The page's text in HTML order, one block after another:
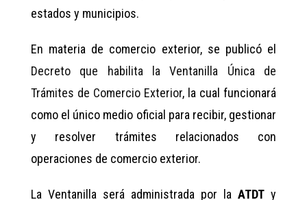
estados y municipios.
En materia de comercio exterior, se publicó el
Decreto que habilita la Ventanilla Única de
Trámites de Comercio Exterior, la cual funcionará
como el único medio oficial para recibir, gestionar
y resolver trámites relacionados con
operaciones de comercio exterior.
La Ventanilla será administrada por la ATDT y